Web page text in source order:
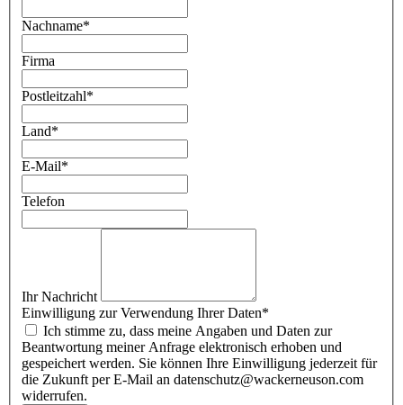
Nachname*
Firma
Postleitzahl*
Land*
E-Mail*
Telefon
Ihr Nachricht
Einwilligung zur Verwendung Ihrer Daten*
Beantwortung meiner Anfrage elektronisch erhoben und
gespeichert werden. Sie können Ihre Einwilligung jederzeit für
die Zukunft per E-Mail an datenschutz@wackerneuson.com
widerrufen.